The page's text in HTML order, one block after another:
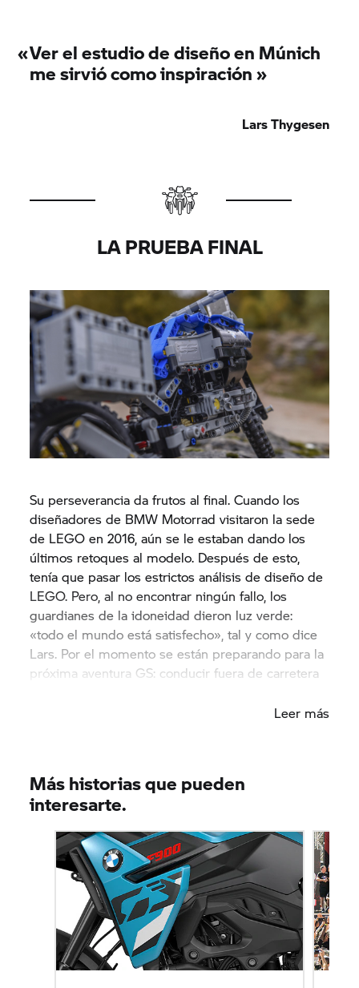
especialmente para este modelo GS. «No tuve
que ceder en ningún momento», nos dice Lars
acerca de las tareas más difíciles durante la
«Ver el estudio de diseño en Múnich
me sirvió como inspiración »
Lars Thygesen
LA PRUEBA FINAL
Su perseverancia da frutos al final. Cuando los
diseñadores de BMW Motorrad visitaron la sede
de LEGO en 2016, aún se le estaban dando los
últimos retoques al modelo. Después de esto,
tenía que pasar los estrictos análisis de diseño de
LEGO. Pero, al no encontrar ningún fallo, los
guardianes de la idoneidad dieron luz verde:
«todo el mundo está satisfecho», tal y como dice
Lars. Por el momento se están preparando para la
próxima aventura GS: conducir fuera de carretera
Leer más
Más historias que pueden
interesarte.